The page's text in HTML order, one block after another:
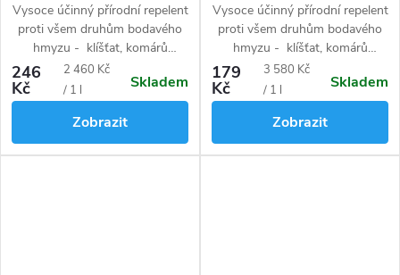
Vysoce účinný přírodní repelent
proti všem druhům bodavého
hmyzu - klíšťat, komárů
(včetně komára tygrovaného),
blech, štěnic, muchniček, vos,
včel, much, koutulí, ovádů a
dalších. Neobsahuje DEET.
246
Kč
Měrná
cena:
2 460 Kč
/ 1 l
Skladem
Zobrazit
Vysoce účinný přírodní repelent
proti všem druhům bodavého
hmyzu - klíšťat, komárů
(včetně komára tygrovaného),
blech, štěnic, muchniček, vos,
včel, much, koutulí, ovádů a
dalších. Neobsahuje DEET.
179
Kč
Měrná
cena:
3 580 Kč
/ 1 l
Skladem
Zobrazit